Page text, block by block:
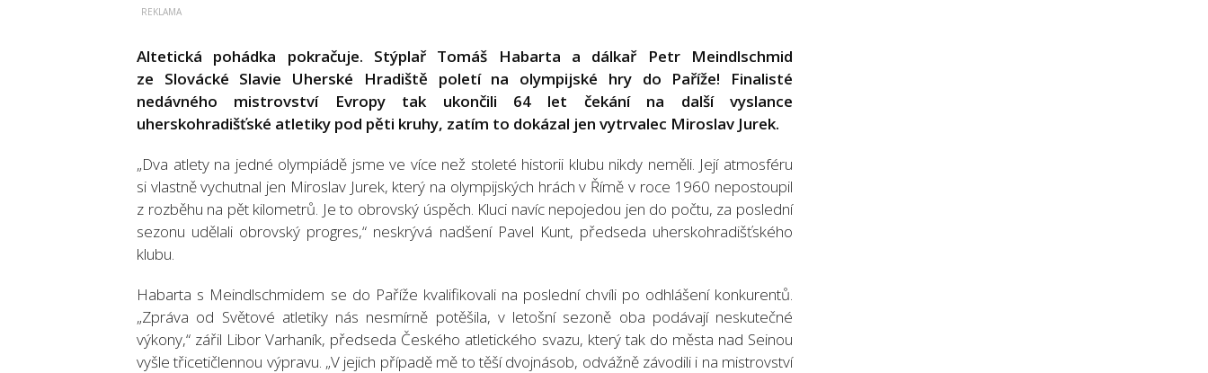
Altetická pohádka pokračuje. Stýplař Tomáš Habarta a dálkař Petr Meindlschmid
ze Slovácké Slavie Uherské Hradiště poletí na olympijské hry do Paříže! Finalisté
nedávného mistrovství Evropy tak ukončili 64 let čekání na další vyslance
uherskohradišťské atletiky pod pěti kruhy, zatím to dokázal jen vytrvalec Miroslav Jurek.
„Dva atlety na jedné olympiádě jsme ve více než stoleté historii klubu nikdy neměli. Její atmosféru
si vlastně vychutnal jen Miroslav Jurek, který na olympijských hrách v Římě v roce 1960 nepostoupil
z rozběhu na pět kilometrů. Je to obrovský úspěch. Kluci navíc nepojedou jen do počtu, za poslední
sezonu udělali obrovský progres,“ neskrývá nadšení Pavel Kunt, předseda uherskohradišťského
klubu.
Habarta s Meindlschmidem se do Paříže kvalifikovali na poslední chvíli po odhlášení konkurentů.
„Zpráva od Světové atletiky nás nesmírně potěšila, v letošní sezoně oba podávají neskutečné
výkony,“ zářil Libor Varhaník, předseda Českého atletického svazu, který tak do města nad Seinou
vyšle třicetičlennou výpravu. „V jejich případě mě to těší dvojnásob, odvážně závodili i na mistrovství